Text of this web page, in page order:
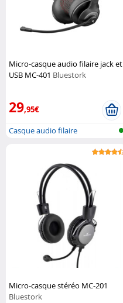
Micro-casque audio filaire jack et
USB MC-401 Bluestork
29,95€
Casque audio filaire
Micro-casque stéréo MC-201
Bluestork